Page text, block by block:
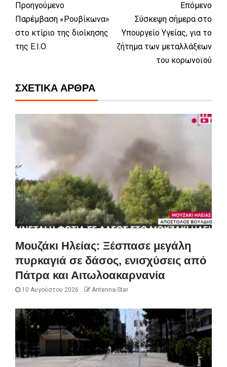
Προηγούμενο
Παρέμβαση «Ρουβίκωνα»
στο κτίριο της διοίκησης
της Ε.Ι.Ο.
Επόμενο
Σύσκεψη σήμερα στο
Υπουργείο Υγείας, για το
ζήτημα των μεταλλάξεων
του κορωνοϊού
ΣΧΕΤΙΚΆ ΆΡΘΡΑ
Μουζάκι Ηλείας: Ξέσπασε μεγάλη
πυρκαγιά σε δάσος, ενισχύσεις από
Πάτρα και Αιτωλοακαρνανία
10 Αυγούστου 2026 Antenna-Star